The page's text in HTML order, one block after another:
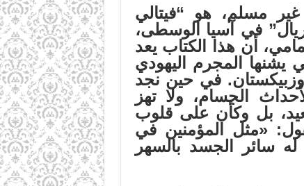
مسلم، هو “فيتالي
في آسيا الوسطى،
أن هذا الكتاب يعد
المجرم اليهودي
في حين نجد
الجسام، ولا تهز
بل وكأن على قلوب
«مثل المؤمنين في
سائر الجسد بالسهر